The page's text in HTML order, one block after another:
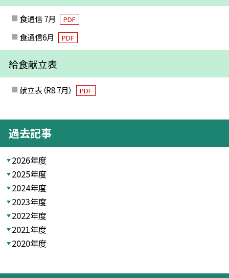
食通信 7月 PDF
食通信6月 PDF
給食献立表
献立表（R8.7月） PDF
過去記事
2026年度
2025年度
2024年度
2023年度
2022年度
2021年度
2020年度